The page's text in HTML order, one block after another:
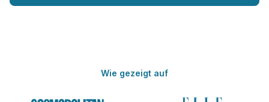
Wie gezeigt auf